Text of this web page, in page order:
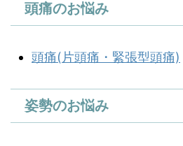
頭痛のお悩み
頭痛(片頭痛・緊張型頭痛)
姿勢のお悩み